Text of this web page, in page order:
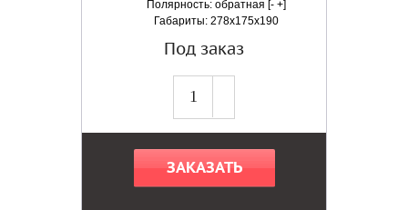
Полярность: обратная [- +]
Габариты: 278x175x190
Под заказ
ЗАКАЗАТЬ